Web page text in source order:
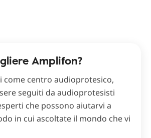
Amplifon?
come centro audioprotesico,
seguiti da audioprotesisti
che possono aiutarvi a
in cui ascoltate il mondo che vi